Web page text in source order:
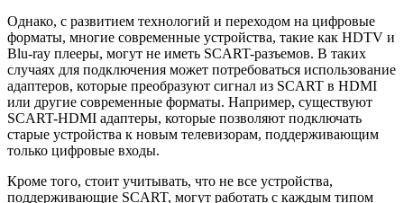
Однако, с развитием технологий и переходом на цифровые
форматы, многие современные устройства, такие как HDTV и
Blu-ray плееры, могут не иметь SCART-разъемов. В таких
случаях для подключения может потребоваться использование
адаптеров, которые преобразуют сигнал из SCART в HDMI
или другие современные форматы. Например, существуют
SCART-HDMI адаптеры, которые позволяют подключать
старые устройства к новым телевизорам, поддерживающим
только цифровые входы.
Кроме того, стоит учитывать, что не все устройства,
поддерживающие SCART, могут работать с каждым типом